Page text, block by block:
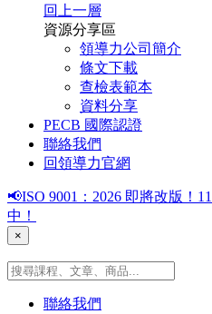
回上一層
資源分享區
領導力公司簡介
條文下載
查檢表範本
資料分享
PECB 國際認證
聯絡我們
回領導力官網
📢ISO 9001：2026 即將改版！
中！
×
聯絡我們